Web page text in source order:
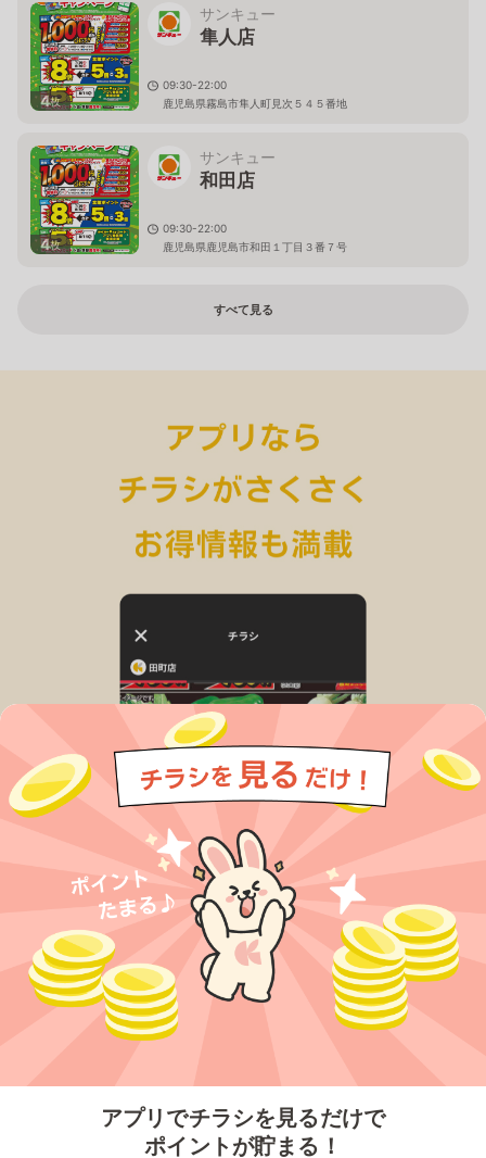
アプリでチラシを見るだけで
ポイントが貯まる！
4枚
サンキュー
隼人店
09:30-22:00
鹿児島県霧島市隼人町見次５４５番地
4枚
サンキュー
和田店
09:30-22:00
鹿児島県鹿児島市和田１丁目３番７号
すべて見る